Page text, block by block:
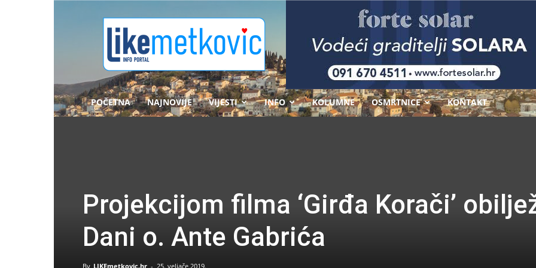
POČETNA NAJNOVIJE VIJESTI INFO KOLUMNE OSMRTNICE KONTAKT
Projekcijom filma ‘Girđa Korači’
Dani o. Ante Gabrića
By LIKEmetkovic.hr - 25. veljače 2019.